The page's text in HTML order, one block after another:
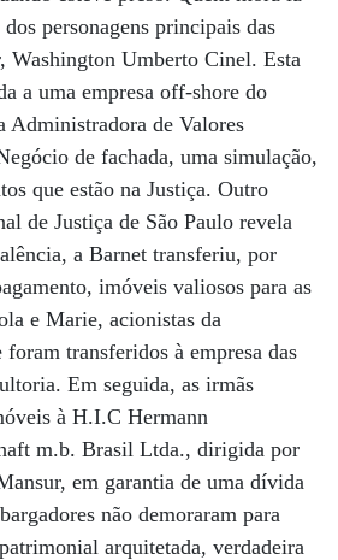
personagens principais das
Washington Umberto Cinel. Esta
a uma empresa off-shore do
Administradora de Valores
de fachada, uma simulação,
que estão na Justiça. Outro
de Justiça de São Paulo revela
a Barnet transferiu, por
imóveis valiosos para as
e Marie, acionistas da
foram transferidos à empresa das
Em seguida, as irmãs
à H.I.C Hermann
m.b. Brasil Ltda., dirigida por
em garantia de uma dívida
não demoraram para
arquitetada, verdadeira